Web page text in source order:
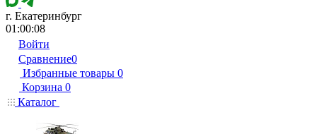
г. Екатеринбург
01:00:08
Войти
Сравнение0
Избранные товары 0
Корзина 0
Каталог